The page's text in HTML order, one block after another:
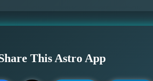
This Astro App